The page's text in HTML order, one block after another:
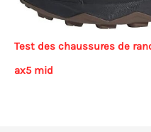
Test des chaussures de
ax5 mid